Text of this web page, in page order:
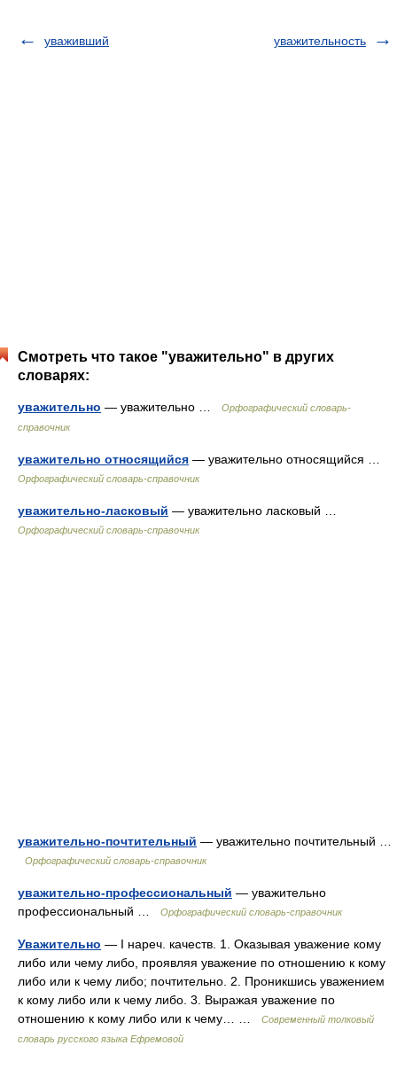
уваживший уважительность
Смотреть что такое "уважительно" в других
словарях:
уважительно — уважительно …
Орфографический словарь-
справочник
уважительно относящийся — уважительно относящийся …
Орфографический словарь-справочник
уважительно-ласковый — уважительно ласковый …
Орфографический словарь-справочник
уважительно-почтительный — уважительно почтительный …
Орфографический словарь-справочник
уважительно-профессиональный — уважительно
профессиональный …
Орфографический словарь-справочник
Уважительно — I нареч. качеств. 1. Оказывая уважение кому
либо или чему либо, проявляя уважение по отношению к кому
либо или к чему либо; почтительно. 2. Проникшись уважением
к кому либо или к чему либо. 3. Выражая уважение по
отношению к кому либо или к чему… …
Современный толковый
словарь русского языка Ефремовой